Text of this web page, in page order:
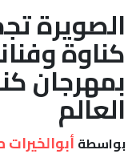
الصويرة
كناوة
بمهرجان
العالم
بواسطة